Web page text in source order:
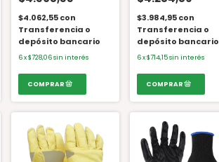
$4.062,55con
Transferencia o
depósito bancario
6x$728,06sin interés
$3.984,95con
Transferencia o
depósito bancario
6x$714,15sin interés